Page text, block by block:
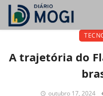
A trajetória do
outubro 17, 2024